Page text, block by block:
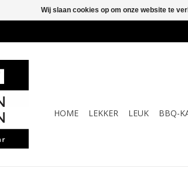
HOME LEKKER LEUK BBQ-
Wij slaan cookies op om onze website te